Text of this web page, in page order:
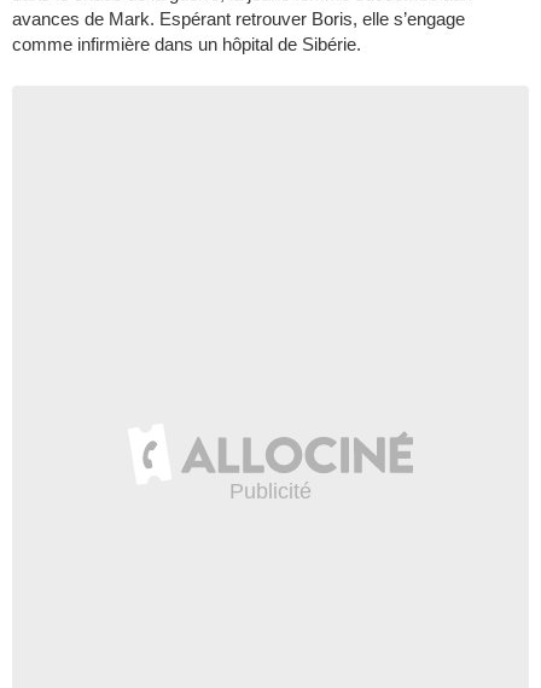
avances de Mark. Espérant retrouver Boris, elle s’engage
comme infirmière dans un hôpital de Sibérie.